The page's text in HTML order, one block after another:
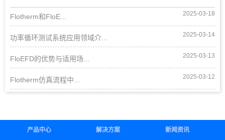
Flotherm和FloE... 2025-03-18
功率循环测试系统应用领域介... 2025-03-14
FloEFD的优势与适用场... 2025-03-13
Flotherm仿真流程中... 2025-03-12
产品中心 解决方案 新闻资讯